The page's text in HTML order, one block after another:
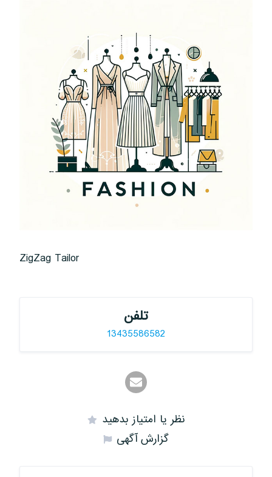
ZigZag Tailor
تلفن
13435586582
نظر یا امتیاز بدهید
گزارش آگهی